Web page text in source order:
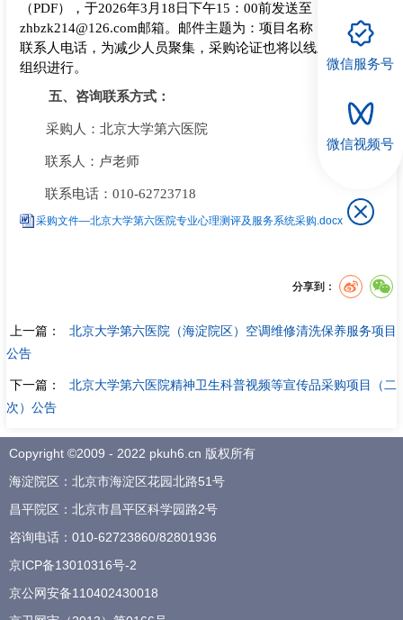
（PDF），于2026年3 月 18 日下午15：00前发送至
zhbzk214@126.com邮箱。邮件主题为：项目名称，邮件需附
联系人电话，为减少人员聚集，采购论证也将以线上的形式
组织进行。
五、 咨询联系方式：
采购人：北京大学第六医院
联系人： 卢老师
联系电话：010-62723718
采购文件—北京大学第六医院专业心理测评及服务系统采购.docx
分享到：
上一篇：
北京大学第六医院（海淀院区）空调维修清洗保养服务项目
公告
下一篇：
北京大学第六医院精神卫生科普视频等宣传品采购项目（二
次）公告
Copyright ©2009 - 2022 pkuh6.cn 版权所有
海淀院区：北京市海淀区花园北路51号
昌平院区：北京市昌平区科学园路2号
咨询电话： 010-62723860/82801936
京ICP备13010316号-2
京公网安备110402430018
微信服务号
微信视频号